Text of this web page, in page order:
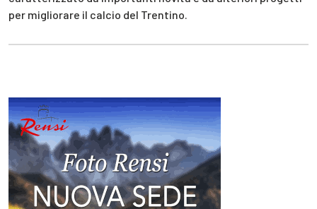
per migliorare il calcio del Trentino.